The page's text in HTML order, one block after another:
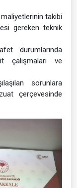
takibi
gereken teknik
durumlarında
çalışmaları ve
sorunlara
çerçevesinde